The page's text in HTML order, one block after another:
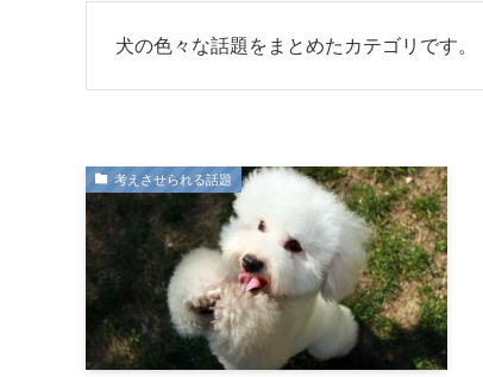
犬の色々な話題をまとめたカテゴリです。
考えさせられる話題